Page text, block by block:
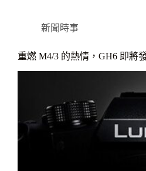
新聞時事
重燃 M4/3 的熱情，GH6 即將